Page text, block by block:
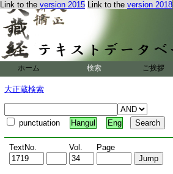
Link to the version 2015 Link to the version 2018
ホーム 検索 ご挨拶
大正蔵検索
punctuation Hangul Eng
TextNo. Vol. Page